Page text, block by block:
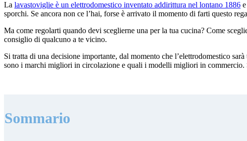
La lavastoviglie è un elettrodomestico inventato addirittura nel lontano 1886
sporchi. Se ancora non ce l’hai, forse è arrivato il momento di farti questo
Ma come regolarti quando devi sceglierne una per la tua cucina? Come
consiglio di qualcuno a te vicino.
Si tratta di una decisione importante, dal momento che l’elettrodomestico
sono i marchi migliori in circolazione e quali i modelli migliori in commercio.
Sommario